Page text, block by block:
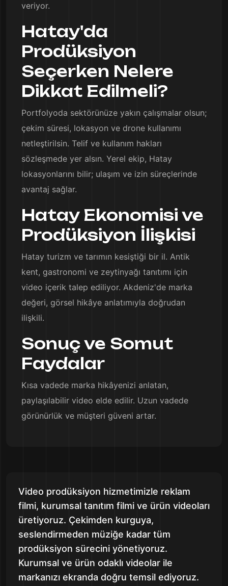
veriyor.
Hatay'da
Prodüksiyon
Seçerken Nelere
Dikkat Edilmeli?
Portfolyoda sektörünüze yakın çalışmalar olsun;
çekim süresi, lokasyon ve drone kullanımı
netleştirilsin. Telif ve kullanım hakları
sözleşmede yer alsın. Yerel ekip, Hatay
lokasyonlarını bilir; ulaşım ve izin süreçlerinde
avantaj sağlar.
Hatay Ekonomisi ve
Prodüksiyon İlişkisi
Hatay turizm ve tarımın kesiştiği bir il. Antik
kent, gastronomi ve zeytinyağı tanıtımı için
video içerik talep ediliyor. Akdeniz'de marka
değeri, görsel hikâye anlatımıyla doğrudan
ilişkili.
Sonuç ve Somut
Faydalar
Kısa vadede marka hikâyenizi anlatan,
paylaşılabilir video elde edilir. Uzun vadede
görünürlük ve müşteri güveni artar.
Video prodüksiyon hizmetimizle reklam
filmi, kurumsal tanıtım filmi ve ürün videoları
üretiyoruz. Çekimden kurguya,
seslendirmeden müziğe kadar tüm
prodüksiyon sürecini yönetiyoruz.
Kurumsal ve ürün odaklı videolar ile
markanızı ekranda doğru temsil ediyoruz.